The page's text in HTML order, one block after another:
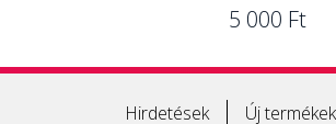
5 000 Ft
Hirdetések Új termékek